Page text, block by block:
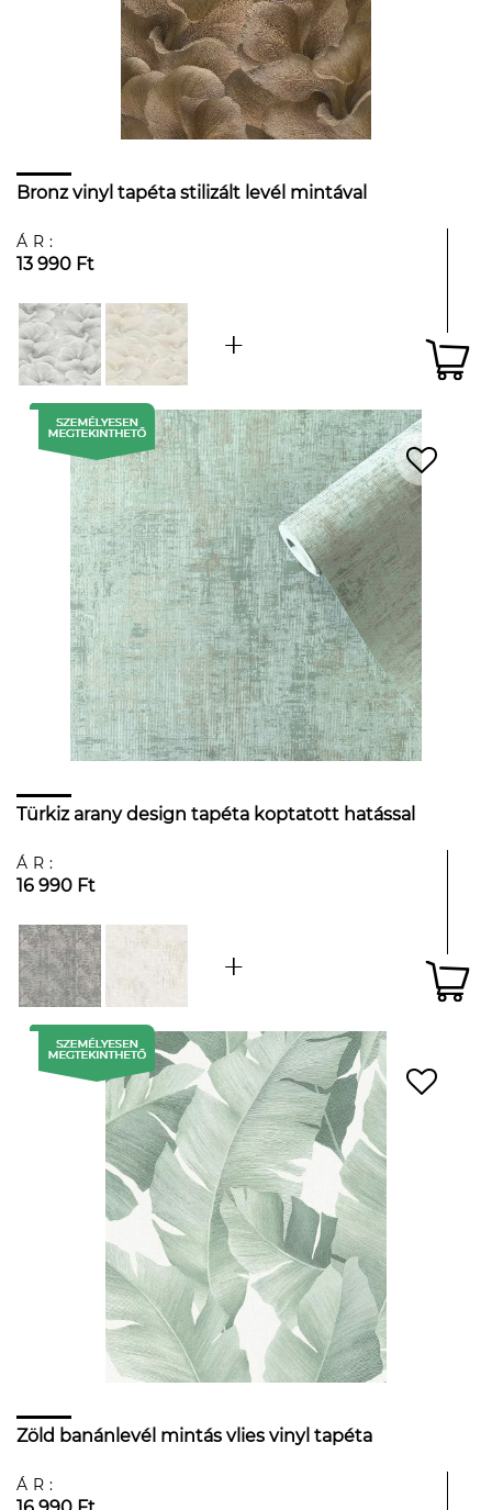
Bronz vinyl tapéta stilizált levél mintával
ÁR:
13 990 Ft
Türkiz arany design tapéta koptatott hatással
ÁR:
16 990 Ft
Zöld banánlevél mintás vlies vinyl tapéta
ÁR: